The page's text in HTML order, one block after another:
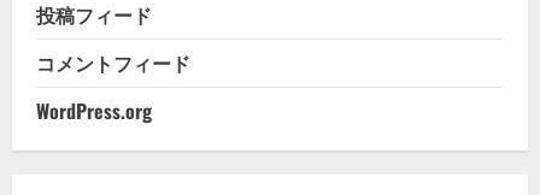
投稿フィード
コメントフィード
WordPress.org